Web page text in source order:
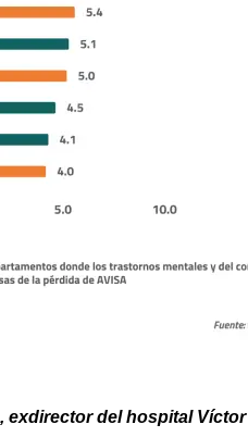
exdirector del hospital